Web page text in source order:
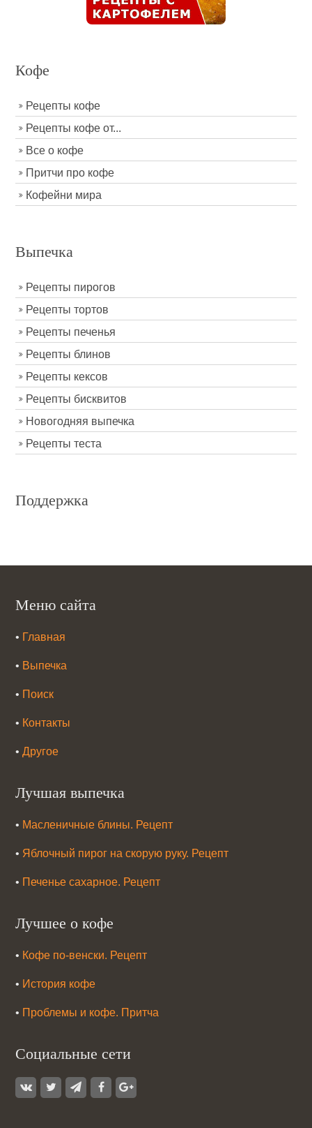
Кофе
Рецепты кофе
Рецепты кофе от...
Все о кофе
Притчи про кофе
Кофейни мира
Выпечка
Рецепты пирогов
Рецепты тортов
Рецепты печенья
Рецепты блинов
Рецепты кексов
Рецепты бисквитов
Новогодняя выпечка
Рецепты теста
Поддержка
Меню сайта
• Главная
• Выпечка
• Поиск
• Контакты
•Другое
Лучшая выпечка
• Масленичные блины. Рецепт
• Яблочный пирог на скорую руку. Рецепт
• Печенье сахарное. Рецепт
Лучшее о кофе
• Кофе по-венски. Рецепт
• История кофе
• Проблемы и кофе. Притча
Социальные сети